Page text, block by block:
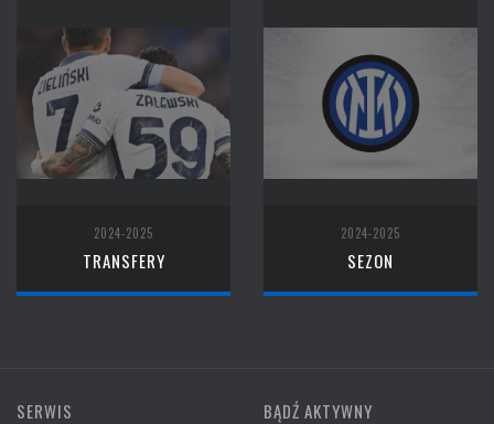
2024-2025
TRANSFERY
2024-2025
SEZON
SERWIS BĄDŹ AKTYWNY